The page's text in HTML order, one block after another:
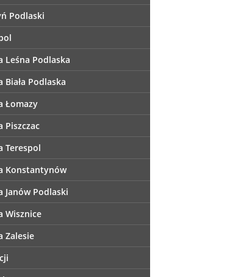
Podlaski
Leśna Podlaska
Biała Podlaska
Łomazy
Piszczac
Terespol
Konstantynów
Janów Podlaski
Wisznice
Zalesie